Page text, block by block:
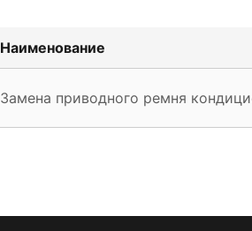
Наименование
Замена приводного ремня